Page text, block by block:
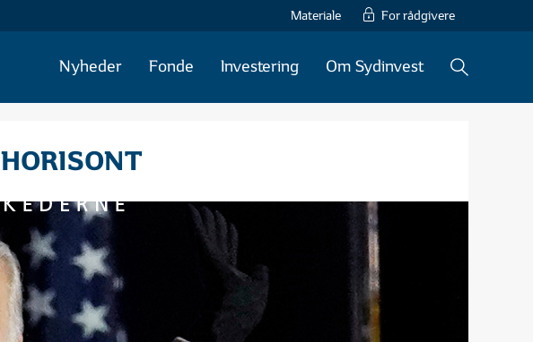
Materiale For rådgivere
Nyheder Fonde Investering Om Sydinvest
HORISONT